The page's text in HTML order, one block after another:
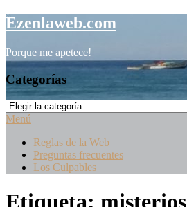
Saltar
al
Ezenlaweb.com
Porque me apetece!
Categorías
Categorías
Menú
Reglas de la Web
Preguntas frecuentes
Los Culpables
Etiqueta: misterios